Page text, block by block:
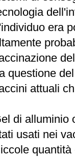
era
questione
attuali
di alluminio
usati nei